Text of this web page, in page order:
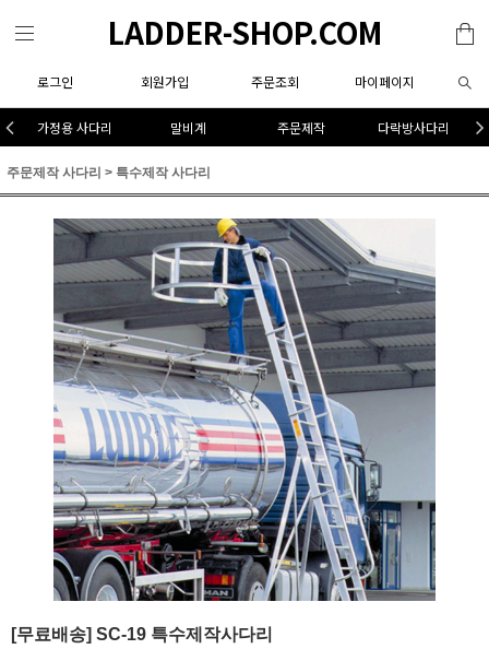
LADDER-SHOP.COM
로그인 회원가입 주문조회 마이페이지
가정용 사다리 말비계 주문제작 다락방사다리
주문제작 사다리 > 특수제작 사다리
[무료배송] SC-19 특수제작사다리